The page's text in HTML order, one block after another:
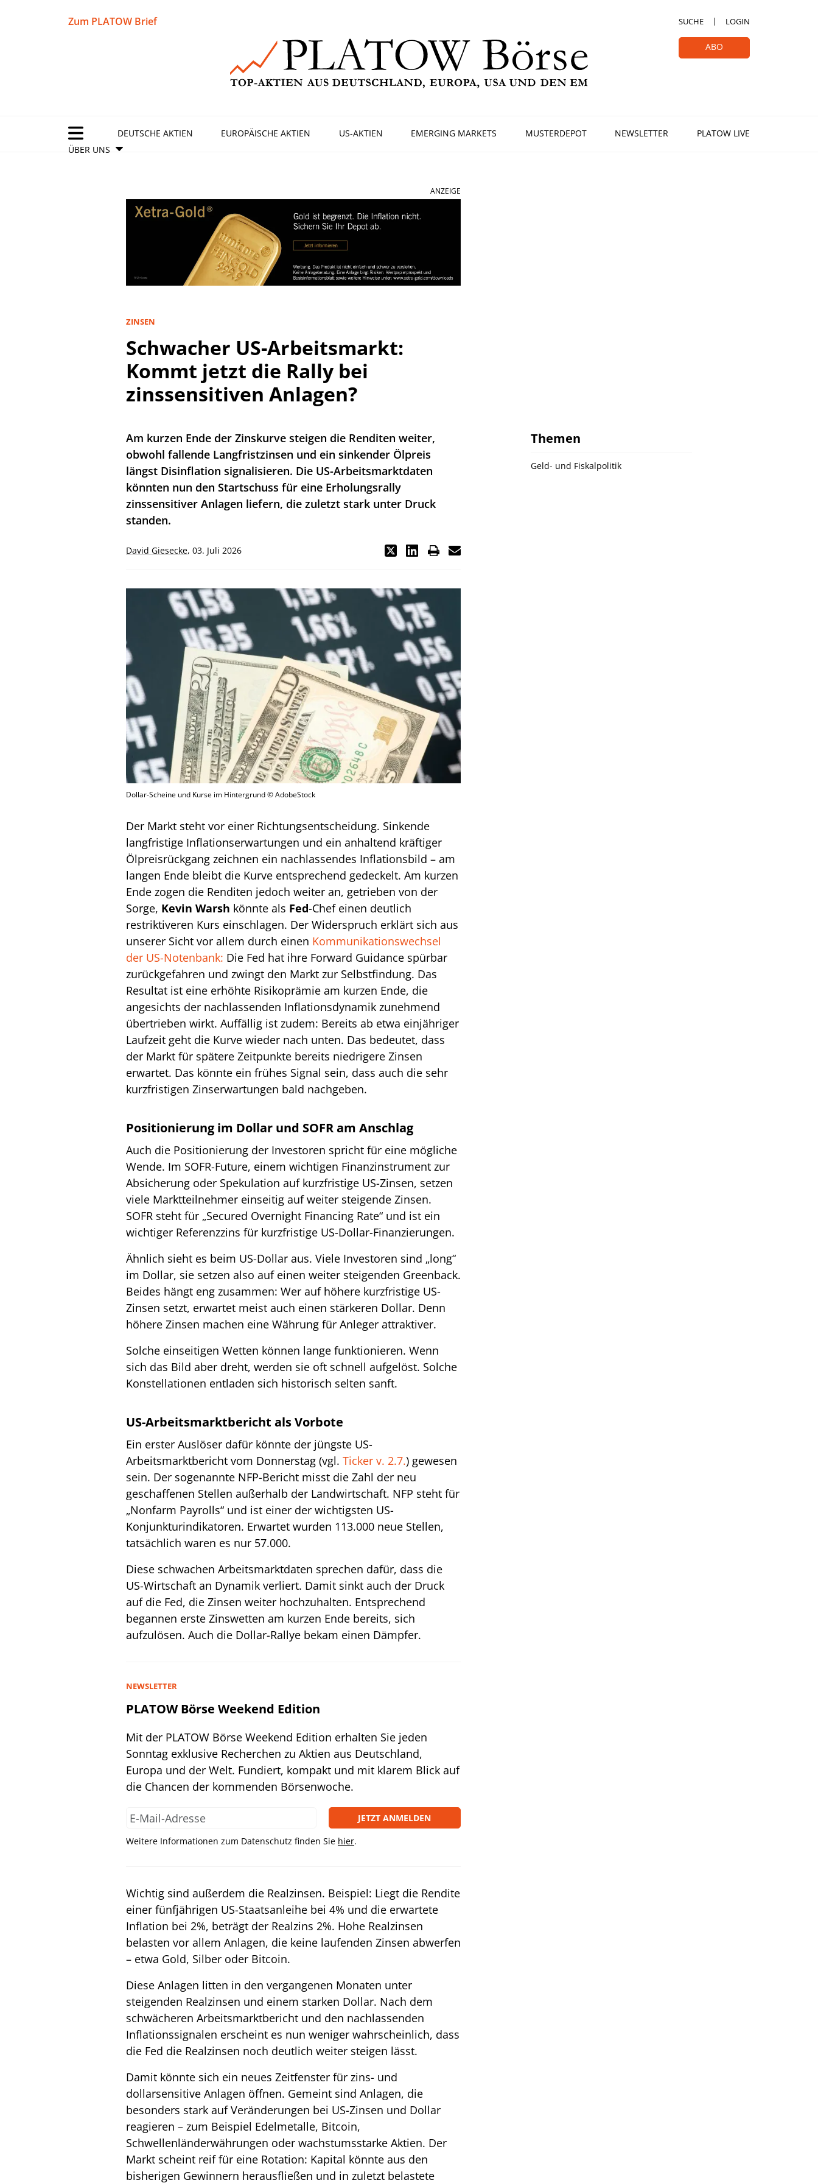
Zum PLATOW Brief SUCHE LOGIN
ABO
DEUTSCHE AKTIEN EUROPÄISCHE AKTIEN US-AKTIEN EMERGING MARKETS MUSTERDEPOT NEWSLETTER
PLATOW LIVE
ÜBER UNS
ANZEIGE
ZINSEN
Schwacher US-Arbeitsmarkt:
Kommt jetzt die Rally bei
zinssensitiven Anlagen?
Am kurzen Ende der Zinskurve steigen die Renditen weiter,
obwohl fallende Langfristzinsen und ein sinkender Ölpreis
längst Disinflation signalisieren. Die US-Arbeitsmarktdaten
könnten nun den Startschuss für eine Erholungsrally
zinssensitiver Anlagen liefern, die zuletzt stark unter Druck
standen.
David Giesecke, 03. Juli 2026
Dollar-Scheine und Kurse im Hintergrund © AdobeStock
Der Markt steht vor einer Richtungsentscheidung. Sinkende
langfristige Inflationserwartungen und ein anhaltend kräftiger
Ölpreisrückgang zeichnen ein nachlassendes Inflationsbild – am
langen Ende bleibt die Kurve entsprechend gedeckelt. Am kurzen
Ende zogen die Renditen jedoch weiter an, getrieben von der
Sorge, Kevin Warsh könnte als Fed-Chef einen deutlich
restriktiveren Kurs einschlagen. Der Widerspruch erklärt sich aus
unserer Sicht vor allem durch einen Kommunikationswechsel
der US-Notenbank: Die Fed hat ihre Forward Guidance spürbar
zurückgefahren und zwingt den Markt zur Selbstfindung. Das
Resultat ist eine erhöhte Risikoprämie am kurzen Ende, die
angesichts der nachlassenden Inflationsdynamik zunehmend
übertrieben wirkt. Auffällig ist zudem: Bereits ab etwa einjähriger
Laufzeit geht die Kurve wieder nach unten. Das bedeutet, dass
der Markt für spätere Zeitpunkte bereits niedrigere Zinsen
erwartet. Das könnte ein frühes Signal sein, dass auch die sehr
kurzfristigen Zinserwartungen bald nachgeben.
Positionierung im Dollar und SOFR am Anschlag
Auch die Positionierung der Investoren spricht für eine mögliche
Wende. Im SOFR-Future, einem wichtigen Finanzinstrument zur
Absicherung oder Spekulation auf kurzfristige US-Zinsen, setzen
viele Marktteilnehmer einseitig auf weiter steigende Zinsen.
SOFR steht für „Secured Overnight Financing Rate“ und ist ein
wichtiger Referenzzins für kurzfristige US-Dollar-Finanzierungen.
Ähnlich sieht es beim US-Dollar aus. Viele Investoren sind „long“
im Dollar, sie setzen also auf einen weiter steigenden Greenback.
Beides hängt eng zusammen: Wer auf höhere kurzfristige US-
Zinsen setzt, erwartet meist auch einen stärkeren Dollar. Denn
höhere Zinsen machen eine Währung für Anleger attraktiver.
Solche einseitigen Wetten können lange funktionieren. Wenn
sich das Bild aber dreht, werden sie oft schnell aufgelöst. Solche
Konstellationen entladen sich historisch selten sanft.
US-Arbeitsmarktbericht als Vorbote
Ein erster Auslöser dafür könnte der jüngste US-
Arbeitsmarktbericht vom Donnerstag (vgl. Ticker v. 2.7.) gewesen
sein. Der sogenannte NFP-Bericht misst die Zahl der neu
geschaffenen Stellen außerhalb der Landwirtschaft. NFP steht für
„Nonfarm Payrolls“ und ist einer der wichtigsten US-
Konjunkturindikatoren. Erwartet wurden 113.000 neue Stellen,
tatsächlich waren es nur 57.000.
Diese schwachen Arbeitsmarktdaten sprechen dafür, dass die
US-Wirtschaft an Dynamik verliert. Damit sinkt auch der Druck
auf die Fed, die Zinsen weiter hochzuhalten. Entsprechend
begannen erste Zinswetten am kurzen Ende bereits, sich
aufzulösen. Auch die Dollar-Rallye bekam einen Dämpfer.
NEWSLETTER
PLATOW Börse Weekend Edition
Mit der PLATOW Börse Weekend Edition erhalten Sie jeden
Sonntag exklusive Recherchen zu Aktien aus Deutschland,
Europa und der Welt. Fundiert, kompakt und mit klarem Blick auf
die Chancen der kommenden Börsenwoche.
JETZT ANMELDEN
Weitere Informationen zum Datenschutz finden Sie hier.
Wichtig sind außerdem die Realzinsen. Beispiel: Liegt die Rendite
einer fünfjährigen US-Staatsanleihe bei 4% und die erwartete
Inflation bei 2%, beträgt der Realzins 2%. Hohe Realzinsen
belasten vor allem Anlagen, die keine laufenden Zinsen abwerfen
– etwa Gold, Silber oder Bitcoin.
Diese Anlagen litten in den vergangenen Monaten unter
steigenden Realzinsen und einem starken Dollar. Nach dem
schwächeren Arbeitsmarktbericht und den nachlassenden
Inflationssignalen erscheint es nun weniger wahrscheinlich, dass
die Fed die Realzinsen noch deutlich weiter steigen lässt.
Damit könnte sich ein neues Zeitfenster für zins- und
dollarsensitive Anlagen öffnen. Gemeint sind Anlagen, die
besonders stark auf Veränderungen bei US-Zinsen und Dollar
reagieren – zum Beispiel Edelmetalle, Bitcoin,
Schwellenländerwährungen oder wachstumsstarke Aktien. Der
Markt scheint reif für eine Rotation: Kapital könnte aus den
bisherigen Gewinnern herausfließen und in zuletzt belastete
Themen
Geld- und Fiskalpolitik